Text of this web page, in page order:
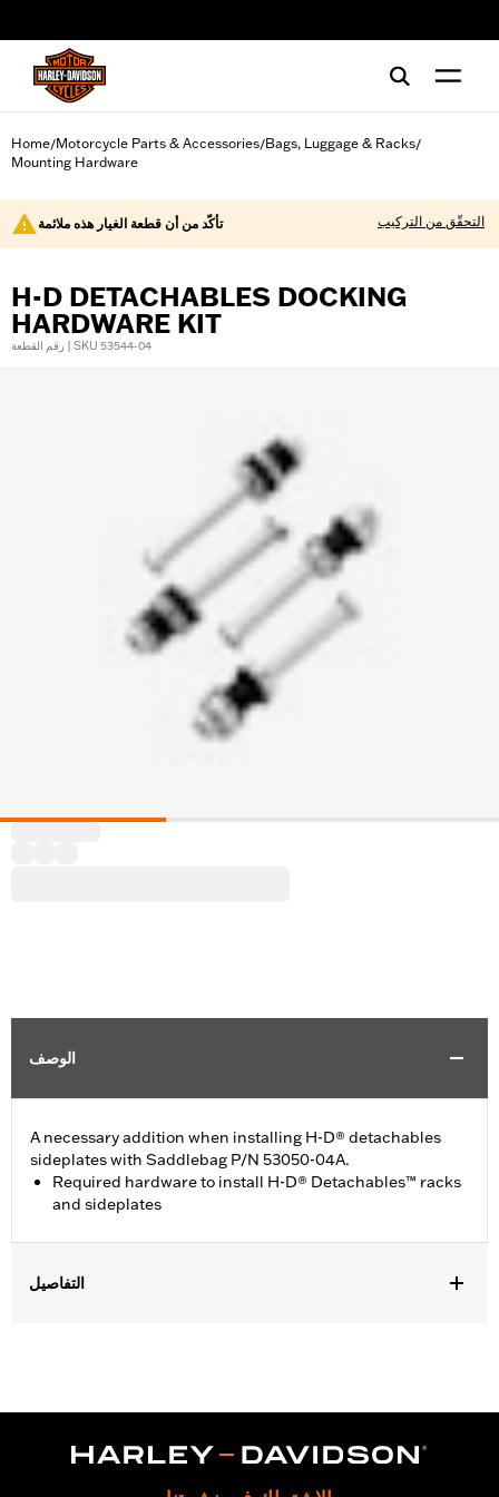
Home/Motorcycle Parts & Accessories/Bags, Luggage & Racks/
Mounting Hardware
تأكّد من أن قطعة الغيار هذه ملائمة التحقّق من التركيب
H-D DETACHABLES DOCKING
HARDWARE KIT
رقم القطعة | SKU 53544-04
الوصف
A necessary addition when installing H-D® detachables
sideplates with Saddlebag P/N 53050-04A.
Required hardware to install H-D® Detachables™ racks
and sideplates
التفاصيل
P/N 53655-04A with Leather Saddlebags P/N's 90330-08,
90201321, 90201325, and 88312-07A.